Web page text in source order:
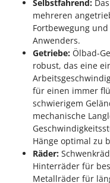
Selbstfahrend:
mehreren
Fortbewegung
Anwenders.
Getriebe: Ölbad-
robust, das eine
für einen immer
schwierigem
mechanische
Hänge optimal zu
Räder:
Hinterräder für
Metallräder für